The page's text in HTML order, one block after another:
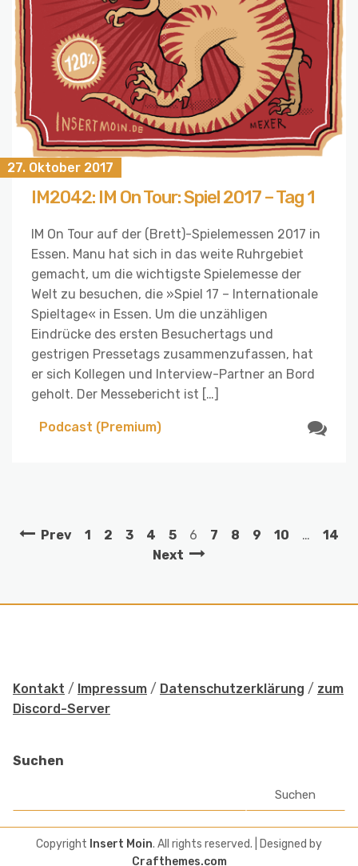
27. Oktober 2017
IM2042: IM On Tour: Spiel 2017 – Tag 1
IM On Tour auf der (Brett)-Spielemessen 2017 in
Essen. Manu hat sich in das weite Ruhrgebiet
gemacht, um die wichtigste Spielemesse der
Welt zu besuchen, die »Spiel 17 – Internationale
Spieltage« in Essen. Um die unzähligen
Eindrücke des ersten Besuchertags und
gestrigen Pressetags zusammenzufassen, hat
er sich Kollegen und Interview-Partner an Bord
geholt. Der Messebericht ist […]
Podcast (Premium)
Prev 1 2 3 4 5 6 7 8 9 10 …
14
Next
Kontakt / Impressum / Datenschutzerklärung / zum
Discord-Server
Suchen
Suchen
Copyright Insert Moin. All rights reserved.
| Designed by
Crafthemes.com